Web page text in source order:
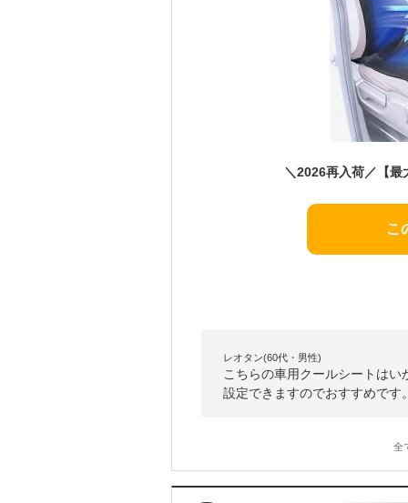
こ
レオタン(60代・男性)
こちらの車用クールシートは
設定できますのでおすすめです
全